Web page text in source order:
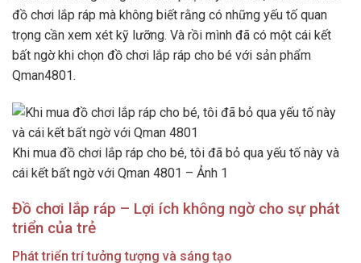
đồ chơi lắp ráp mà không biết rằng có những yếu tố quan
trọng cần xem xét kỹ lưỡng. Và rồi mình đã có một cái kết
bất ngờ khi chọn đồ chơi lắp ráp cho bé với sản phẩm
Qman4801.
Khi mua đồ chơi lắp ráp cho bé, tôi đã bỏ qua yếu tố này và
cái kết bất ngờ với Qman 4801 – Ảnh 1
Đồ chơi lắp ráp – Lợi ích không ngờ cho sự phát
triển của trẻ
Phát triển trí tưởng tượng và sáng tạo